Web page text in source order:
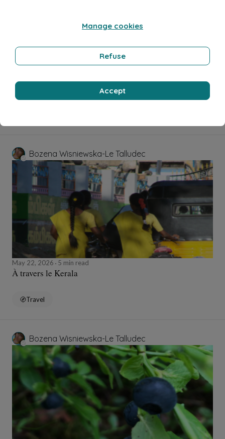
Moins vite
Bozena Wisniewska-Le Talludec
May 22, 2026 5 min read
À travers le Kerala
Travel
Bozena Wisniewska-Le Talludec
Manage cookies
Refuse
Accept